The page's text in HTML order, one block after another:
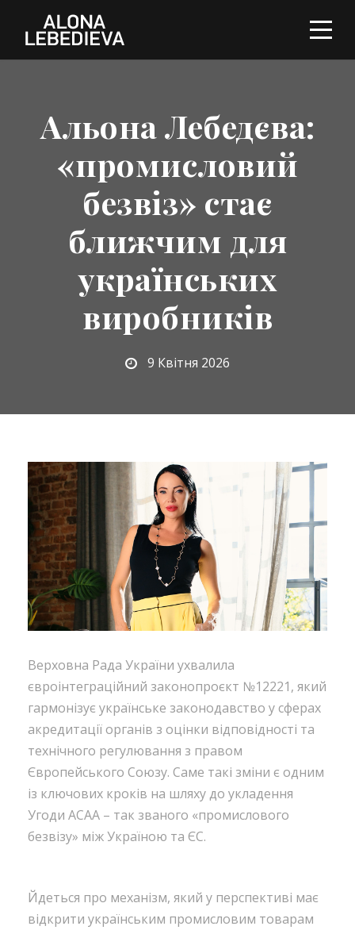
Альона Лебедєва:
«промисловий
безвіз» стає
ближчим для
українських
виробників
9 Квітня 2026
Верховна Рада України ухвалила
євроінтеграційний законопроєкт №12221, який
гармонізує українське законодавство у сферах
акредитації органів з оцінки відповідності та
технічного регулювання з правом
Європейського Союзу. Саме такі зміни є одним
із ключових кроків на шляху до укладення
Угоди АСАА – так званого «промислового
безвізу» між Україною та ЄС.
Йдеться про механізм, який у перспективі має
відкрити українським промисловим товарам